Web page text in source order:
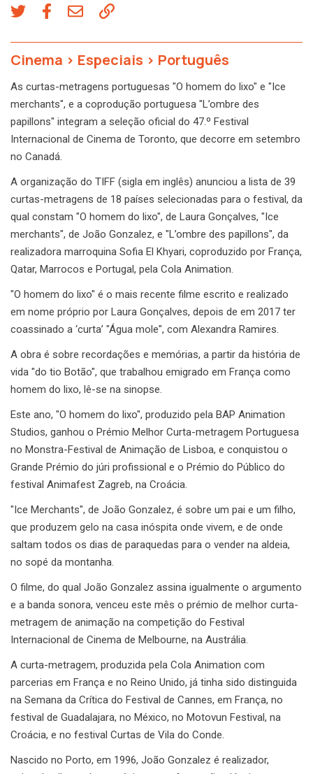
Cinema > Especiais > Português
As curtas-metragens portuguesas "O homem do lixo" e "Ice
merchants", e a coprodução portuguesa "L’ombre des
papillons" integram a seleção oficial do 47.º Festival
Internacional de Cinema de Toronto, que decorre em setembro
no Canadá.
A organização do TIFF (sigla em inglês) anunciou a lista de 39
curtas-metragens de 18 países selecionadas para o festival, da
qual constam "O homem do lixo", de Laura Gonçalves, "Ice
merchants", de João Gonzalez, e "L’ombre des papillons", da
realizadora marroquina Sofia El Khyari, coproduzido por França,
Qatar, Marrocos e Portugal, pela Cola Animation.
"O homem do lixo" é o mais recente filme escrito e realizado
em nome próprio por Laura Gonçalves, depois de em 2017 ter
coassinado a ‘curta’ "Água mole", com Alexandra Ramires.
A obra é sobre recordações e memórias, a partir da história de
vida "do tio Botão", que trabalhou emigrado em França como
homem do lixo, lê-se na sinopse.
Este ano, "O homem do lixo", produzido pela BAP Animation
Studios, ganhou o Prémio Melhor Curta-metragem Portuguesa
no Monstra-Festival de Animação de Lisboa, e conquistou o
Grande Prémio do júri profissional e o Prémio do Público do
festival Animafest Zagreb, na Croácia.
"Ice Merchants", de João Gonzalez, é sobre um pai e um filho,
que produzem gelo na casa inóspita onde vivem, e de onde
saltam todos os dias de paraquedas para o vender na aldeia,
no sopé da montanha.
O filme, do qual João Gonzalez assina igualmente o argumento
e a banda sonora, venceu este mês o prémio de melhor curta-
metragem de animação na competição do Festival
Internacional de Cinema de Melbourne, na Austrália.
A curta-metragem, produzida pela Cola Animation com
parcerias em França e no Reino Unido, já tinha sido distinguida
na Semana da Crítica do Festival de Cannes, em França, no
festival de Guadalajara, no México, no Motovun Festival, na
Croácia, e no festival Curtas de Vila do Conde.
Nascido no Porto, em 1996, João Gonzalez é realizador,